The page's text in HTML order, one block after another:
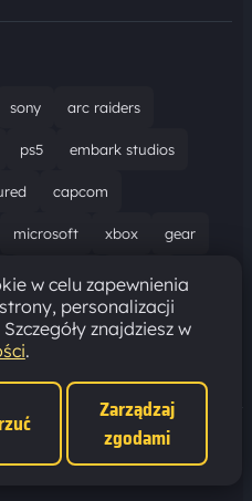
sony arc raiders
ps5 embark studios
capcom
microsoft xbox gear
marathon ubisoft
evil requiem gaming
w celu zapewnienia
personalizacji
znajdziesz w
.
Zarządzaj
zgodami